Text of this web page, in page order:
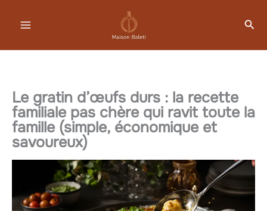
Le gratin d’œufs durs : la recette
familiale pas chère qui ravit toute la
famille (simple, économique et
savoureux)